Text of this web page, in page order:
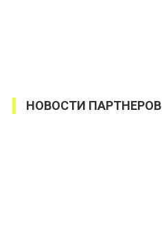
НОВОСТИ ПАРТНЕРОВ